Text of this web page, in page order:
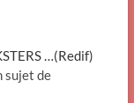
…(Redif)
sujet de